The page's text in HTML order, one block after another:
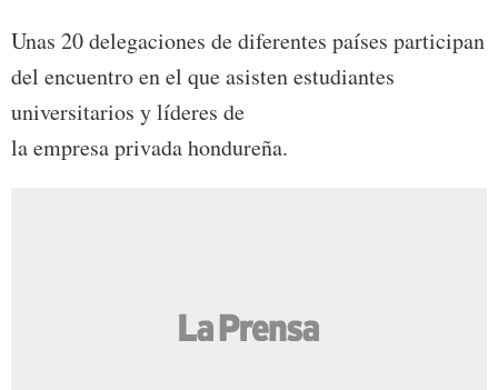
Unas 20 delegaciones de diferentes países participan
del encuentro en el que asisten estudiantes
universitarios y líderes de
la empresa privada hondureña.